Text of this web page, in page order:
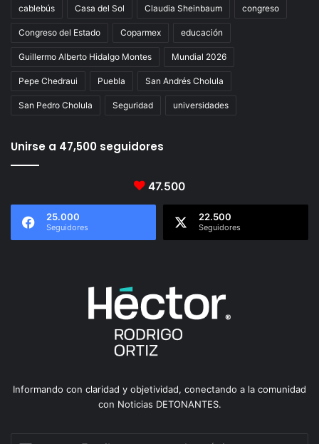
cablebús Casa del Sol Claudia Sheinbaum congreso
Congreso del Estado Coparmex educación
Guillermo Alberto Hidalgo Montes Mundial 2026
Pepe Chedraui Puebla San Andrés Cholula
San Pedro Cholula Seguridad universidades
Unirse a 47,500 seguidores
47.500
25.000
Seguidores
22.500
Seguidores
Informando con claridad y objetividad, conectando a la comunidad
con Noticias DETONANTES.